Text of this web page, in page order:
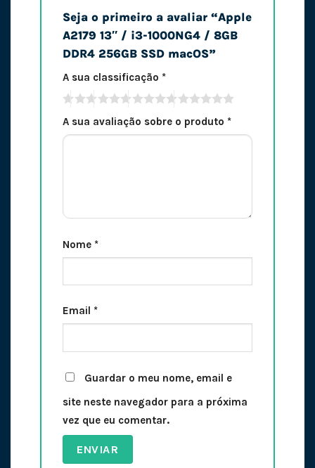
Seja o primeiro a avaliar “Apple
A2179 13″ / i3-1000NG4 / 8GB
DDR4 256GB SSD macOS”
A sua classificação *
A sua avaliação sobre o produto *
Nome *
Email *
Guardar o meu nome, email e
site neste navegador para a próxima
vez que eu comentar.